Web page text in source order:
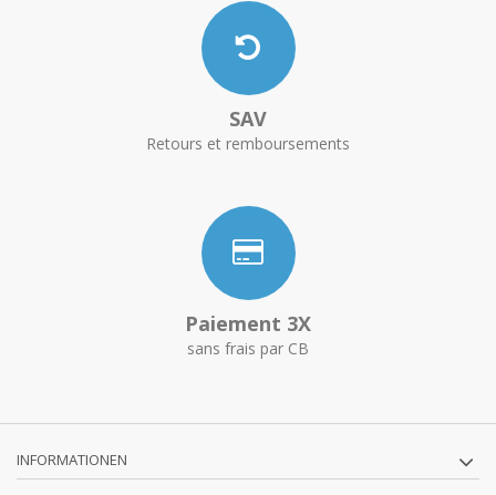
SAV
Retours et remboursements
Paiement 3X
sans frais par CB
INFORMATIONEN